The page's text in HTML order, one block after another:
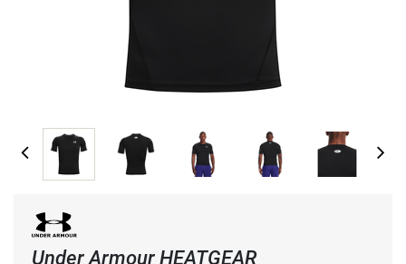
Under Armour HEATGEAR